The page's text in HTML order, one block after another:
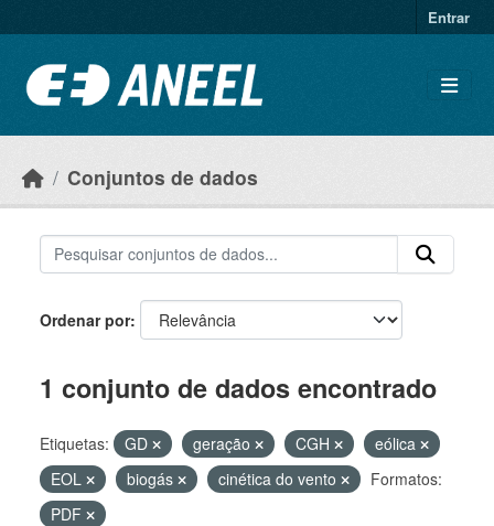
Entrar
Conjuntos de dados
Ordenar por
1 conjunto de dados encontrado
Etiquetas: GD geração CGH
eólica
EOL
biogás cinética do vento
Formatos:
PDF